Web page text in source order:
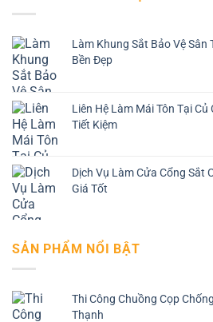
Làm Khung Sắt Bảo Vệ
Bền Đẹp
Liên Hệ Làm Mái Tôn Tại Củ
Tiết Kiệm
Dịch Vụ Làm Cửa Cổng Sắt
Giá Tốt
SẢN PHẨM NỔI BẬT
Thi Công Chuồng Cọp
Thạnh